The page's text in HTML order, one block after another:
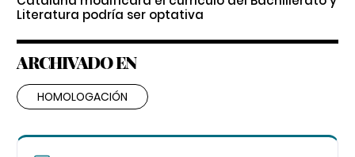
Literatura podría ser optativa
ARCHIVADO EN
HOMOLOGACIÓN